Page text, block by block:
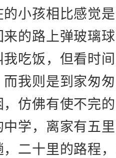
小孩相比感觉是
的路上弹玻璃
吃饭，但看时
我则是到家匆匆
仿佛有使不完的
学，离家有五
二十里的路程，